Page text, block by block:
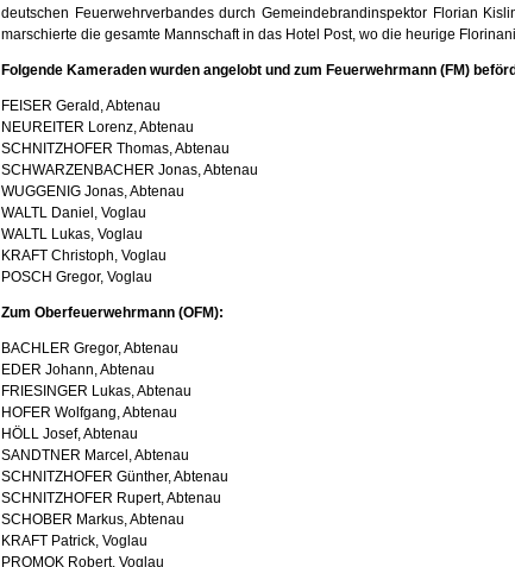
deutschen Feuerwehrverbandes durch Gemeindebrandinspektor Florian
marschierte die gesamte Mannschaft in das Hotel Post, wo die heurige
Folgende Kameraden wurden angelobt und zum Feuerwehrmann (FM)
FEISER Gerald, Abtenau
NEUREITER Lorenz, Abtenau
SCHNITZHOFER Thomas, Abtenau
SCHWARZENBACHER Jonas, Abtenau
WUGGENIG Jonas, Abtenau
WALTL Daniel, Voglau
WALTL Lukas, Voglau
KRAFT Christoph, Voglau
POSCH Gregor, Voglau
Zum Oberfeuerwehrmann (OFM):
BACHLER Gregor, Abtenau
EDER Johann, Abtenau
FRIESINGER Lukas, Abtenau
HOFER Wolfgang, Abtenau
HÖLL Josef, Abtenau
SANDTNER Marcel, Abtenau
SCHNITZHOFER Günther, Abtenau
SCHNITZHOFER Rupert, Abtenau
SCHOBER Markus, Abtenau
KRAFT Patrick, Voglau
PROMOK Robert, Voglau